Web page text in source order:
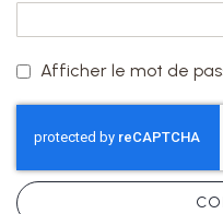
Afficher le mot de